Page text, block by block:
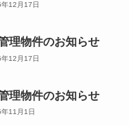
12月17日
理物件のお知らせ
12月17日
理物件のお知らせ
11月1日